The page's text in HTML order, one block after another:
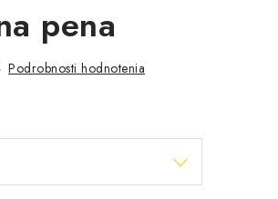
pena
Podrobnosti hodnotenia